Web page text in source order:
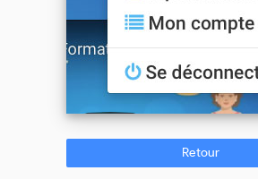
Retour